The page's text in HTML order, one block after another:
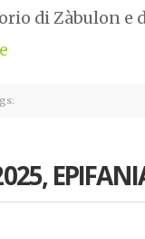
di Zàbulon e